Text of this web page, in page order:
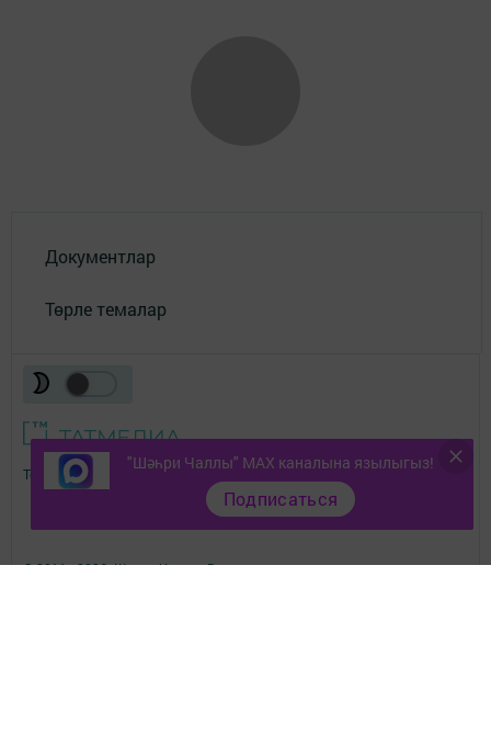
Документлар
Төрле темалар
"Шәһри Чаллы" MAX каналына язылыгыз!
Подписаться
© 2011 - 2026. Шәһри Чаллы. Все права защищены.
Телефон АО «ТАТМЕДИА»: (843) 222 09 84